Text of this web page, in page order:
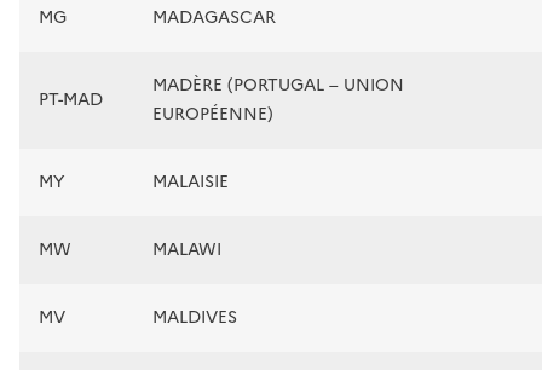
MG MADAGASCAR
PT-MAD
MADÈRE (PORTUGAL – UNION
EUROPÉENNE)
MY MALAISIE
MW MALAWI
MV MALDIVES